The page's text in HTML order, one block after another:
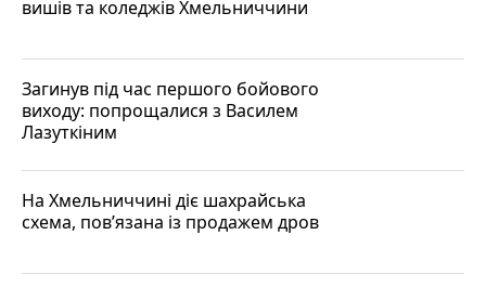
вишів та коледжів Хмельниччини
Загинув під час першого бойового
виходу: попрощалися з Василем
Лазуткіним
На Хмельниччині діє шахрайська
схема, пов’язана із продажем дров